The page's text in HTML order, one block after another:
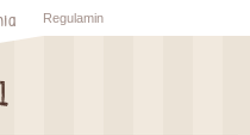
Regulamin